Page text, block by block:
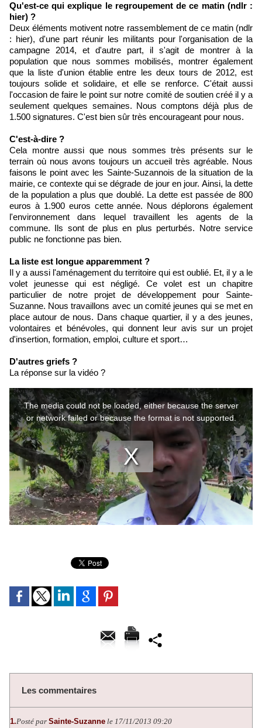
Qu'est-ce qui explique le regroupement de ce matin (ndlr :
hier) ?
Deux éléments motivent notre rassemblement de ce matin (ndlr
: hier), d'une part réunir les militants pour l'organisation de la
campagne 2014, et d'autre part, il s'agit de montrer à la
population que nous sommes mobilisés, montrer également
que la liste d'union établie entre les deux tours de 2012, est
toujours solide et solidaire, et elle se renforce. C'était aussi
l'occasion de faire le point sur notre comité de soutien créé il y a
seulement quelques semaines. Nous comptons déjà plus de
1.500 signatures. C'est bien sûr très encourageant pour nous.
C'est-à-dire ?
Cela montre aussi que nous sommes très présents sur le
terrain où nous avons toujours un accueil très agréable. Nous
faisons le point avec les Sainte-Suzannois de la situation de la
mairie, ce contexte qui se dégrade de jour en jour. Ainsi, la dette
de la population a plus que doublé. La dette est passée de 800
euros à 1.900 euros cette année. Nous déplorons également
l'environnement dans lequel travaillent les agents de la
commune. Ils sont de plus en plus perturbés. Notre service
public ne fonctionne pas bien.
La liste est longue apparemment ?
Il y a aussi l'aménagement du territoire qui est oublié. Et, il y a le
volet jeunesse qui est négligé. Ce volet est un chapitre
particulier de notre projet de développement pour Sainte-
Suzanne. Nous travaillons avec un comité jeunes qui se met en
place autour de nous. Dans chaque quartier, il y a des jeunes,
volontaires et bénévoles, qui donnent leur avis sur un projet
d'insertion, formation, emploi, culture et sport…
D'autres griefs ?
La réponse sur la vidéo ?
Les commentaires
1.Posté par Sainte-Suzanne le 17/11/2013 09:20